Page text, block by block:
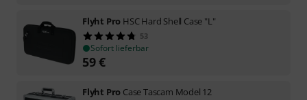
Flyht Pro HSC Hard Shell Case "L"
53
Sofort lieferbar
59€
Flyht Pro Case Tascam Model 12